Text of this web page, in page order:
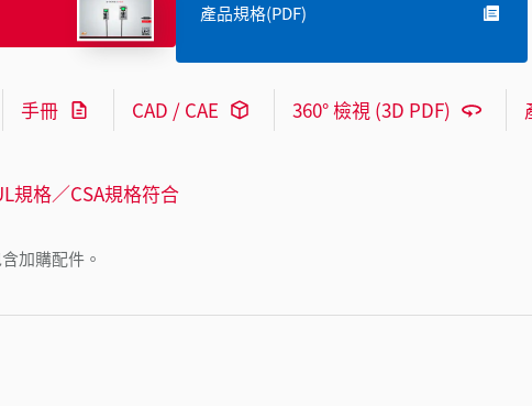
加購配件。
產品規格(PDF)
手冊 CAD / CAE 360° 檢視 (3D PDF)
規格／CSA規格符合